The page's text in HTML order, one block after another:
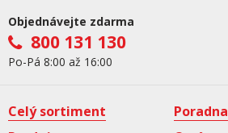
Objednávejte zdarma
800 131 130
Po-Pá 8:00 až 16:00
Celý sortiment
Poradna